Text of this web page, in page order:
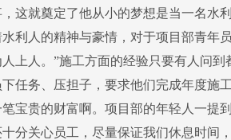
这就奠定了他从小的梦想是当一名水利
利人的精神与豪情，对于项目部青年
上人。”施工方面的经验只要有人问
任务、压担子，要求他们完成年度施
宝贵的财富啊。项目部的年轻人一提
分关心员工，尽量保证我们休息时间